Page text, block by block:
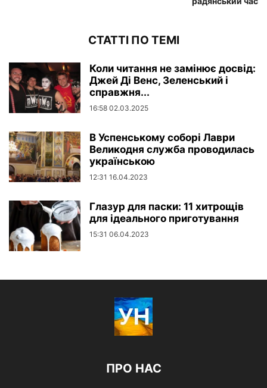
СТАТТІ ПО ТЕМІ
Коли читання не замінює досвід:
Джей Ді Венс, Зеленський і
справжня...
16:58 02.03.2025
В Успенському соборі Лаври
Великодня служба проводилась
українською
12:31 16.04.2023
Глазур для паски: 11 хитрощів
для ідеального приготування
15:31 06.04.2023
ПРО НАС